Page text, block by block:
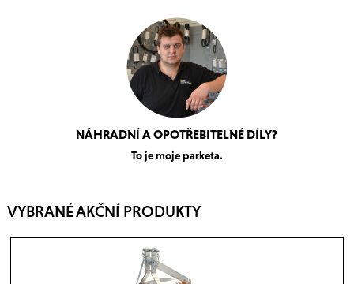
NÁHRADNÍ A OPOTŘEBITELNÉ DÍLY?
To je moje parketa.
VYBRANÉ AKČNÍ PRODUKTY